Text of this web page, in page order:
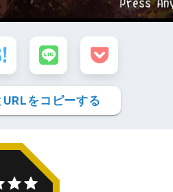
をコピーする